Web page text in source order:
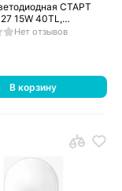
СТАРТ
15W 40TL,
Нет отзывов
В корзину